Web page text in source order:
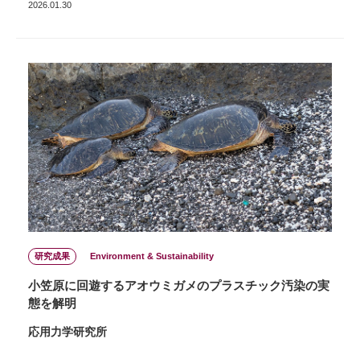
2026.01.30
研究成果 Environment & Sustainability
小笠原に回遊するアオウミガメのプラスチック汚染の実
態を解明
応用力学研究所